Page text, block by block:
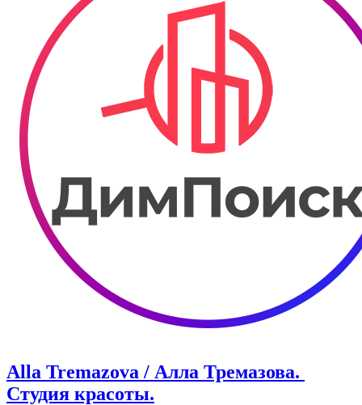
Alla Tremazova / Алла Тремазова. ​
Студия красоты.